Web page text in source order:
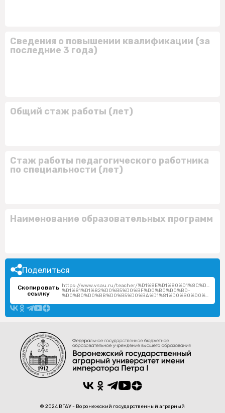
Сведения о повышении квалификации (за
последние 3 года)
Общий стаж работы (лет)
Стаж работы педагогического работника
по специальности (лет)
Наименование образовательных программ
Поделиться
Скопировать
ссылку
https://www.vsau.ru/teacher/
%D1%81%D1%82%D0%B5%D0%BF%D0%B0%D0%BD-
%D0%B0%D0%BB%D0%B5%D0%BA%D1%81%D0%B0%D0%BD%D0%B4%D1%80%D0%BE%D0%B2%D0%B8%D1%87/
© 2024 ВГАУ - Воронежский государственный аграрный